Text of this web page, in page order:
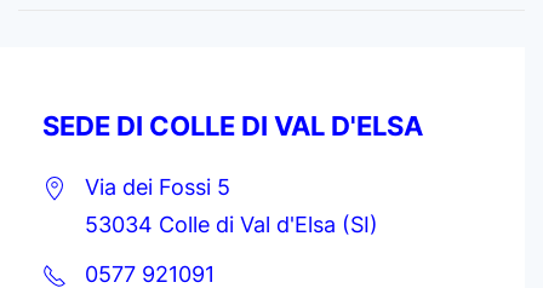
SEDE DI COLLE DI VAL D'ELSA
Via dei Fossi 5
53034 Colle di Val d'Elsa (SI)
0577 921091